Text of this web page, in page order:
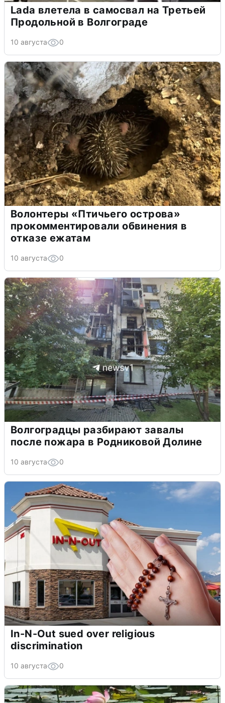
Lada влетела в самосвал на Третьей
Продольной в Волгограде
10 августа 0
Волонтеры «Птичьего острова»
прокомментировали обвинения в
отказе ежатам
10 августа 0
Волгоградцы разбирают завалы
после пожара в Родниковой Долине
10 августа 0
In-N-Out sued over religious
discrimination
10 августа 0